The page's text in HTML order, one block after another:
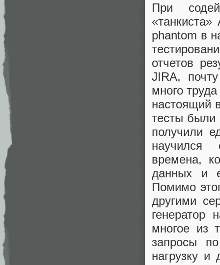
При
phantom в
отчетов
JIRA,
много
настоящий
тесты были
получили
научился
времена,
данных и
Помимо
другими
генератор
многое из
запросы
нагрузку и